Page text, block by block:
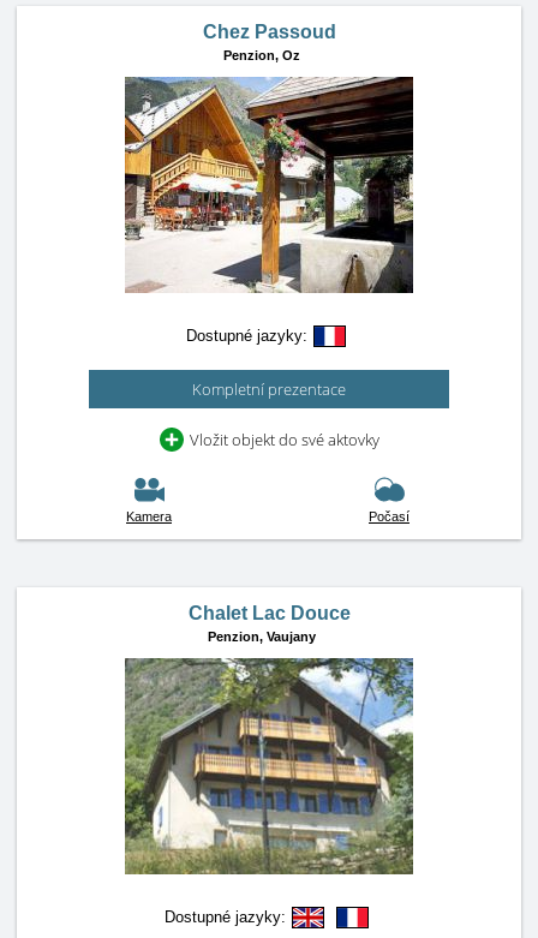
Chez Passoud
Penzion, Oz
Dostupné jazyky:
Kompletní prezentace
Vložit objekt do své aktovky
Kamera Počasí
Chalet Lac Douce
Penzion, Vaujany
Dostupné jazyky: